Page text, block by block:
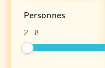
Personnes
2 -8